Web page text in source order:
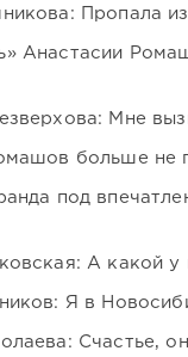
Пропала
Анастасии
Мне
больше не
под
А какой у
Я в
Счастье,